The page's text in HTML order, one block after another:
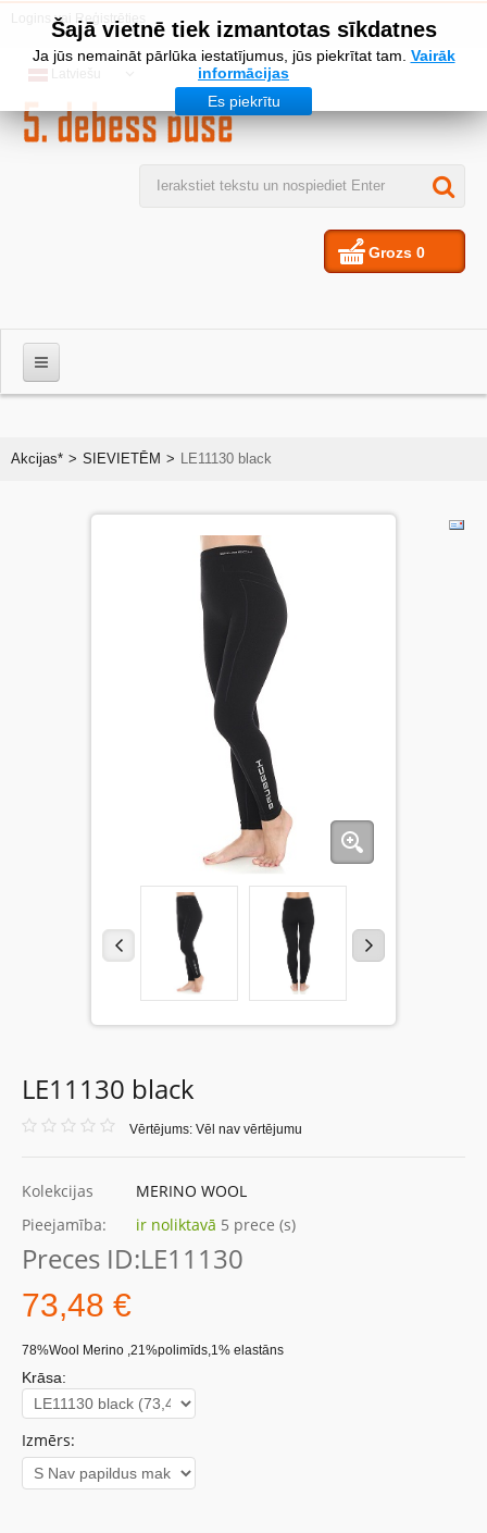
Šajā vietnē tiek izmantotas sīkdatnes
Ja jūs nemaināt pārlūka iestatījumus, jūs piekrītat tam. Vairāk
informācijas
Es piekrītu
vai Reģistrēties
Grozs 0
Akcijas* > SIEVIETĒM > LE11130 black
LE11130 black
Vērtējums: Vēl nav vērtējumu
Kolekcijas
MERINO WOOL
Pieejamība:
ir noliktavā 5 prece (s)
Preces ID:LE11130
73,48 €
78%Wool Merino ,21%polimīds,1% elastāns
Krāsa:
Izmērs: